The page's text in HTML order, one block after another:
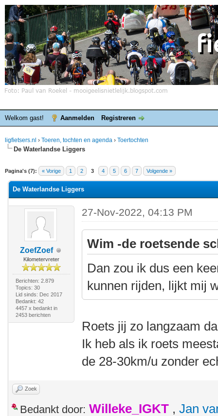
Welkom gast! Aanmelden Registreren
ligfietsers.nl › Toeren, tochten en agenda › Toertochten
De Waterlandse Liggers
Pagina's (7): « Vorige 1 2 3 4 5 6 7 Volgende »
waardering is 0
De Waterlandse Liggers
ZoefZoef
Kilometervreter
Berichten: 2.879
Topics: 30
Lid sinds: Dec 2017
Bedankt: 42
4457 x bedankt in
2453 berichten
27-Nov-2022, 04:13 PM
Wim -de roetsende
Dan zou ik dus een
kunnen rijden, lijkt mij
Roets jij zo langzaam
Ik heb als ik roets
de 28-30km/u zonder
Zoek
Bedankt door: Willeke_IGKT , Jan